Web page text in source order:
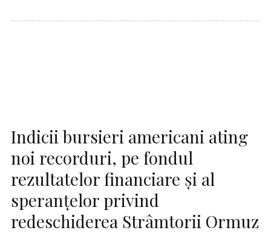
Indicii bursieri americani ating
noi recorduri, pe fondul
rezultatelor financiare şi al
speranţelor privind
redeschiderea Strâmtorii Ormuz